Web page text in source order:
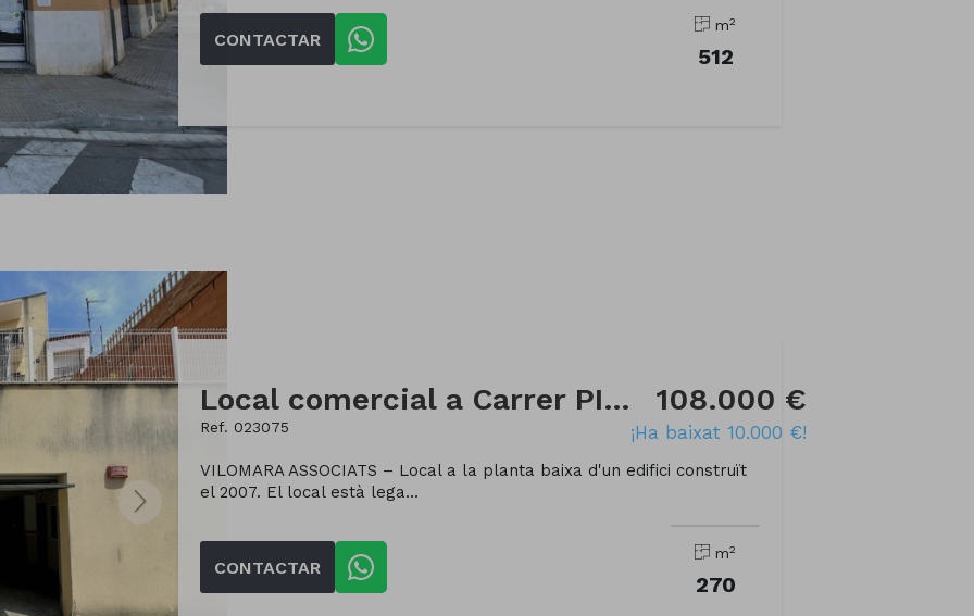
CONTACTAR
m2
512
Local comercial a Carrer PIRINEUS
Ref. 023075
108.000 €
¡Ha baixat 10.000 €!
VILOMARA ASSOCIATS – Local a la planta baixa d'un edifici construït
el 2007. El local està lega...
CONTACTAR
m2
270